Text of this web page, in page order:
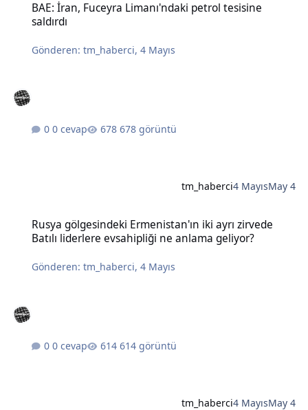
BAE: İran, Fuceyra Limanı'ndaki petrol tesisine
saldırdı
Gönderen:tm_haberci,4 Mayıs
0 cevap 678 görüntü
tm_haberci4 MayısMay 4
Rusya gölgesindeki Ermenistan'ın iki ayrı zirvede
Batılı liderlere evsahipliği ne anlama geliyor?
Gönderen:tm_haberci,4 Mayıs
0 cevap 614 görüntü
tm_haberci4 MayısMay 4